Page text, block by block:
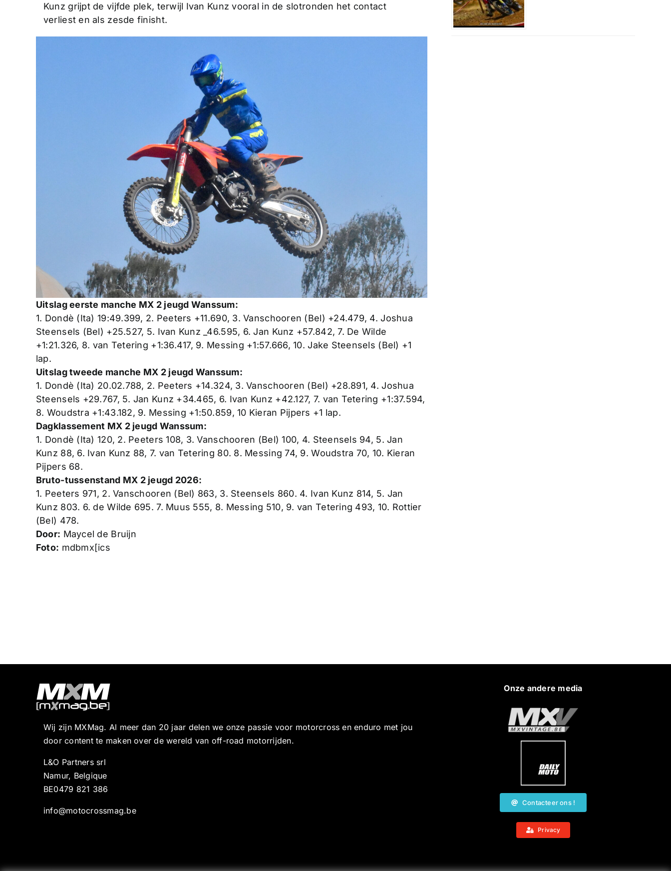
Kunz grijpt de vijfde plek, terwijl Ivan Kunz vooral in de slotronden het contact
verliest en als zesde finisht.
Uitslag eerste manche MX 2 jeugd Wanssum:
1. Dondè (Ita) 19:49.399, 2. Peeters +11.690, 3. Vanschooren (Bel) +24.479, 4. Joshua
Steensels (Bel) +25.527, 5. Ivan Kunz _46.595, 6. Jan Kunz +57.842, 7. De Wilde
+1:21.326, 8. van Tetering +1:36.417, 9. Messing +1:57.666, 10. Jake Steensels (Bel) +1
lap.
Uitslag tweede manche MX 2 jeugd Wanssum:
1. Dondè (Ita) 20.02.788, 2. Peeters +14.324, 3. Vanschooren (Bel) +28.891, 4. Joshua
Steensels +29.767, 5. Jan Kunz +34.465, 6. Ivan Kunz +42.127, 7. van Tetering +1:37.594,
8. Woudstra +1:43.182, 9. Messing +1:50.859, 10 Kieran Pijpers +1 lap.
Dagklassement MX 2 jeugd Wanssum:
1. Dondè (Ita) 120, 2. Peeters 108, 3. Vanschooren (Bel) 100, 4. Steensels 94, 5. Jan
Kunz 88, 6. Ivan Kunz 88, 7. van Tetering 80. 8. Messing 74, 9. Woudstra 70, 10. Kieran
Pijpers 68.
Bruto-tussenstand MX 2 jeugd 2026:
1. Peeters 971, 2. Vanschooren (Bel) 863, 3. Steensels 860. 4. Ivan Kunz 814, 5. Jan
Kunz 803. 6. de Wilde 695. 7. Muus 555, 8. Messing 510, 9. van Tetering 493, 10. Rottier
(Bel) 478.
Door: Maycel de Bruijn
Foto: mdbmx[ics
Wij zijn MXMag. Al meer dan 20 jaar delen we onze passie voor motorcross en enduro met jou
door content te maken over de wereld van off-road motorrijden.
L&O Partners srl
Namur, Belgique
BE0479 821 386
info@motocrossmag.be
Onze andere media
Contacteer ons !
Privacy